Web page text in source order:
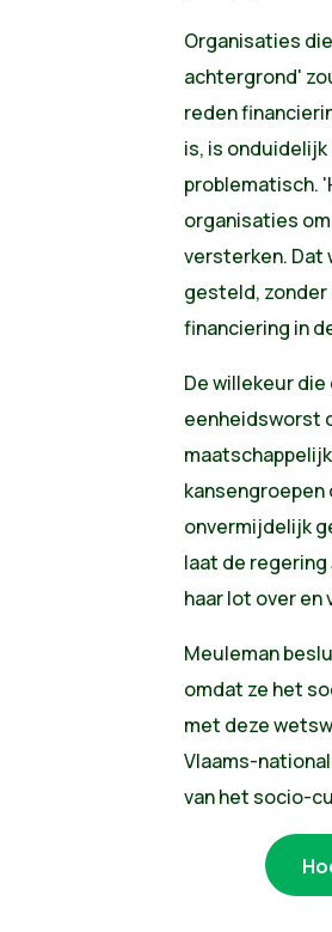
Organisaties
achtergrond'
reden
is, is
problematisch.
organisaties
versterken. Dat
gesteld,
financiering in
De willekeur
eenheidsworst
onvermijdelijk
laat de regering
haar lot over en
Meuleman
omdat ze het
met deze
Vlaams-
van het socio-